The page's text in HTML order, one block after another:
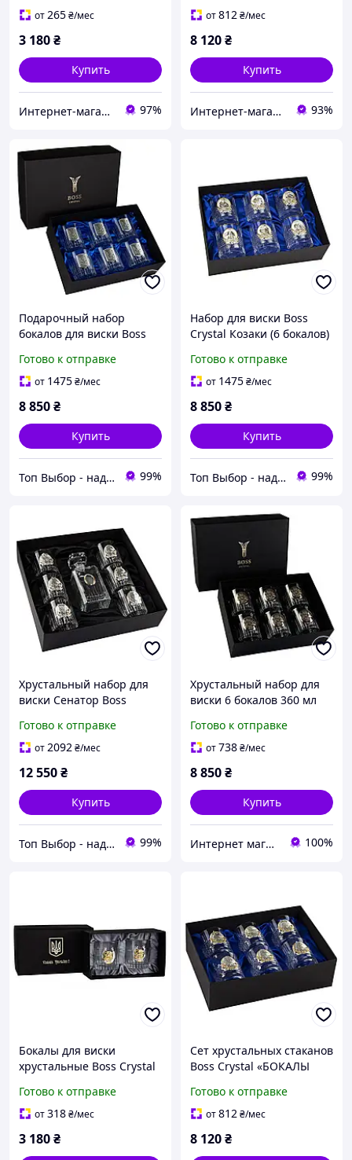
отделкой серебром и
от265₴/мес
3 180₴
Купить
Интернет-магазин Итакшоп 97%
военных подарок.
от812₴/мес
8 120₴
Купить
Интернет-магазин подарков Present4you 93%
Подарочный набор
бокалов для виски Boss
хрустальные с
серебристым декором, 6
shopping-
Готово к отправке
от 1475₴/мес
8 850₴
Купить
Топ Выбор - надежный магазин, провереный временем 99%
Набор для виски Boss
Crystal Козаки (6 бокалов)
Готово к отправке
от 1475₴/мес
8 850₴
Купить
Топ Выбор - надежный магазин, провереный временем 99%
Хрустальный набор для
виски Сенатор Boss
бокалов) декорирован
платиной, серебром и
Готово к отправке
от2092₴/мес
12 550₴
Купить
Топ Выбор - надежный магазин, провереный временем 99%
Хрустальный набор для
виски 6 бокалов 360 мл
CRYSTAL для мужчин в
подарочной коробке
Готово к отправке
от738₴/мес
8 850₴
Купить
Интернет магазин ВСЕМ ОПТ 100%
Бокалы для виски
хрустальные Boss Crystal
штуки по 360 мл, с
декором из серебра и
Готово к отправке
от318₴/мес
3 180₴
Сет хрустальных стаканов
Boss Crystal «БОКАЛЫ
накладки серебро и
золото
Готово к отправке
от812₴/мес
8 120₴